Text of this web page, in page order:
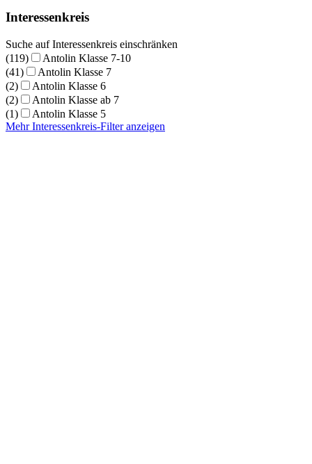
Interessenkreis
Suche auf Interessenkreis einschränken
(119)
Antolin Klasse 7-10
(41)
Antolin Klasse 7
(2)
Antolin Klasse 6
(2)
Antolin Klasse ab 7
(1)
Antolin Klasse 5
Mehr Interessenkreis-Filter anzeigen